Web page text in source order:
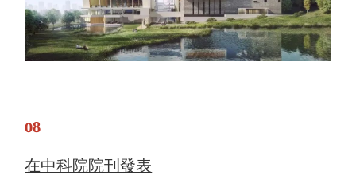
08
在中科院院刊發表